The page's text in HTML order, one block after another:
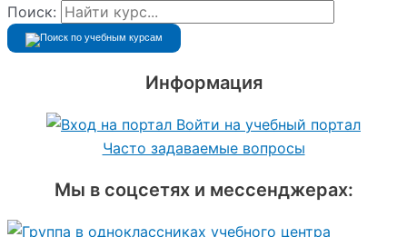
Поиск:
Информация
Войти на учебный портал
Часто задаваемые вопросы
Мы в соцсетях и мессенджерах: